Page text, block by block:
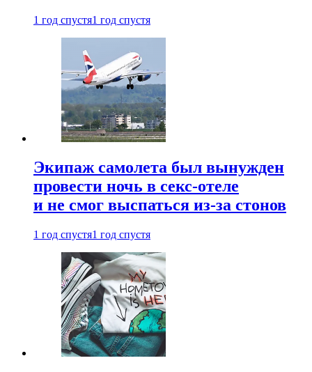
1 год спустя1 год спустя
Экипаж самолета был вынужден
провести ночь в секс-отеле
и не смог выспаться из-за стонов
1 год спустя1 год спустя